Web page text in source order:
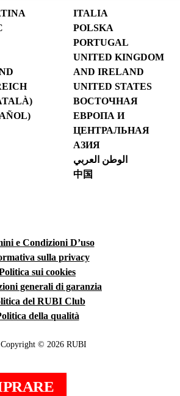
ITALIA
POLSKA
PORTUGAL
UNITED KINGDOM
AND IRELAND
UNITED STATES
ВОСТОЧНАЯ
ЕВРОПА И
ЦЕНТРАЛЬНАЯ
АЗИЯ
الوطن العربي
中国
e Condizioni D’uso
sulla privacy
sui cookies
generali di garanzia
del RUBI Club
della qualità
Copyright © 2026 RUBI